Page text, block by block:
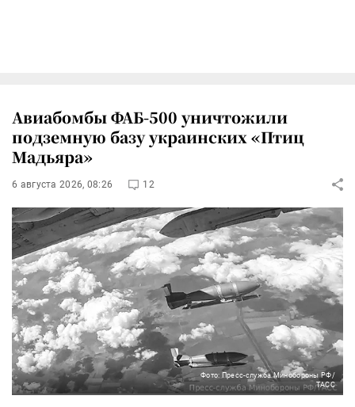
Авиабомбы ФАБ-500 уничтожили
подземную базу украинских «Птиц
Мадьяра»
6 августа 2026, 08:26 12
Фото: Пресс-служба Минобороны РФ/
ТАСС